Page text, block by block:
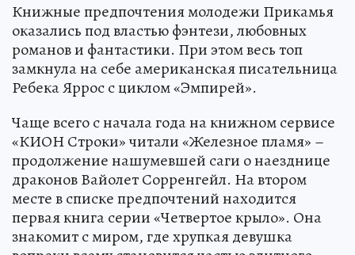
Книжные предпочтения молодежи Прикамья
оказались под властью фэнтези, любовных
романов и фантастики. При этом весь топ
замкнула на себе американская писательница
Ребека Яррос с циклом «Эмпирей».
Чаще всего с начала года на книжном сервисе
«КИОН Строки» читали «Железное пламя» –
продолжение нашумевшей саги о наезднице
драконов Вайолет Сорренгейл. На втором
месте в списке предпочтений находится
первая книга серии «Четвертое крыло». Она
знакомит с миром, где хрупкая девушка